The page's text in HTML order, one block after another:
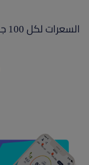
السعرات لكل 100 جرام